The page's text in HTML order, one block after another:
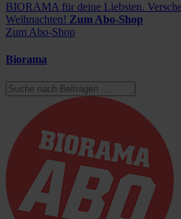
BIORAMA für deine Liebsten.
Weihnachten! Zum Abo-Shop
Zum Abo-Shop
Biorama